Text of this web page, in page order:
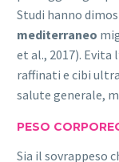
Studi hanno
mediterraneo
et al., 2017). Evita
raffinati e cibi
salute generale,
PESO
Sia il sovrappeso